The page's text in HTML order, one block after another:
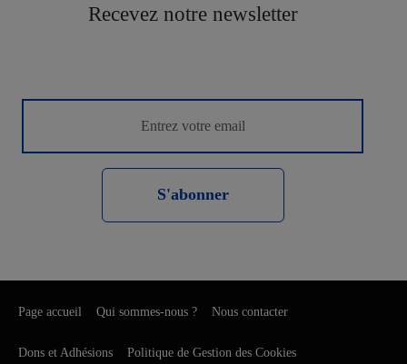
Recevez notre newsletter
S'abonner
Page accueil Qui sommes-nous ? Nous contacter
Dons et Adhésions Politique de Gestion des Cookies